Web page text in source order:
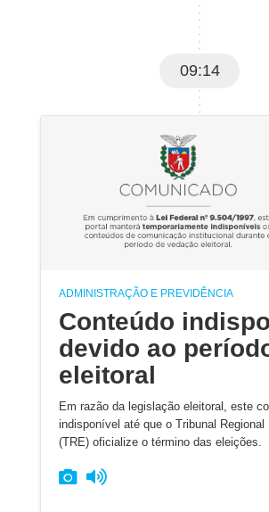
09:14
ADMINISTRAÇÃO E PREVIDÊNCIA
Conteúdo
devido ao
eleitoral
Em razão da legislação eleitoral, este
indisponível até que o Tribunal Regional
(TRE) oficialize o término das eleições.